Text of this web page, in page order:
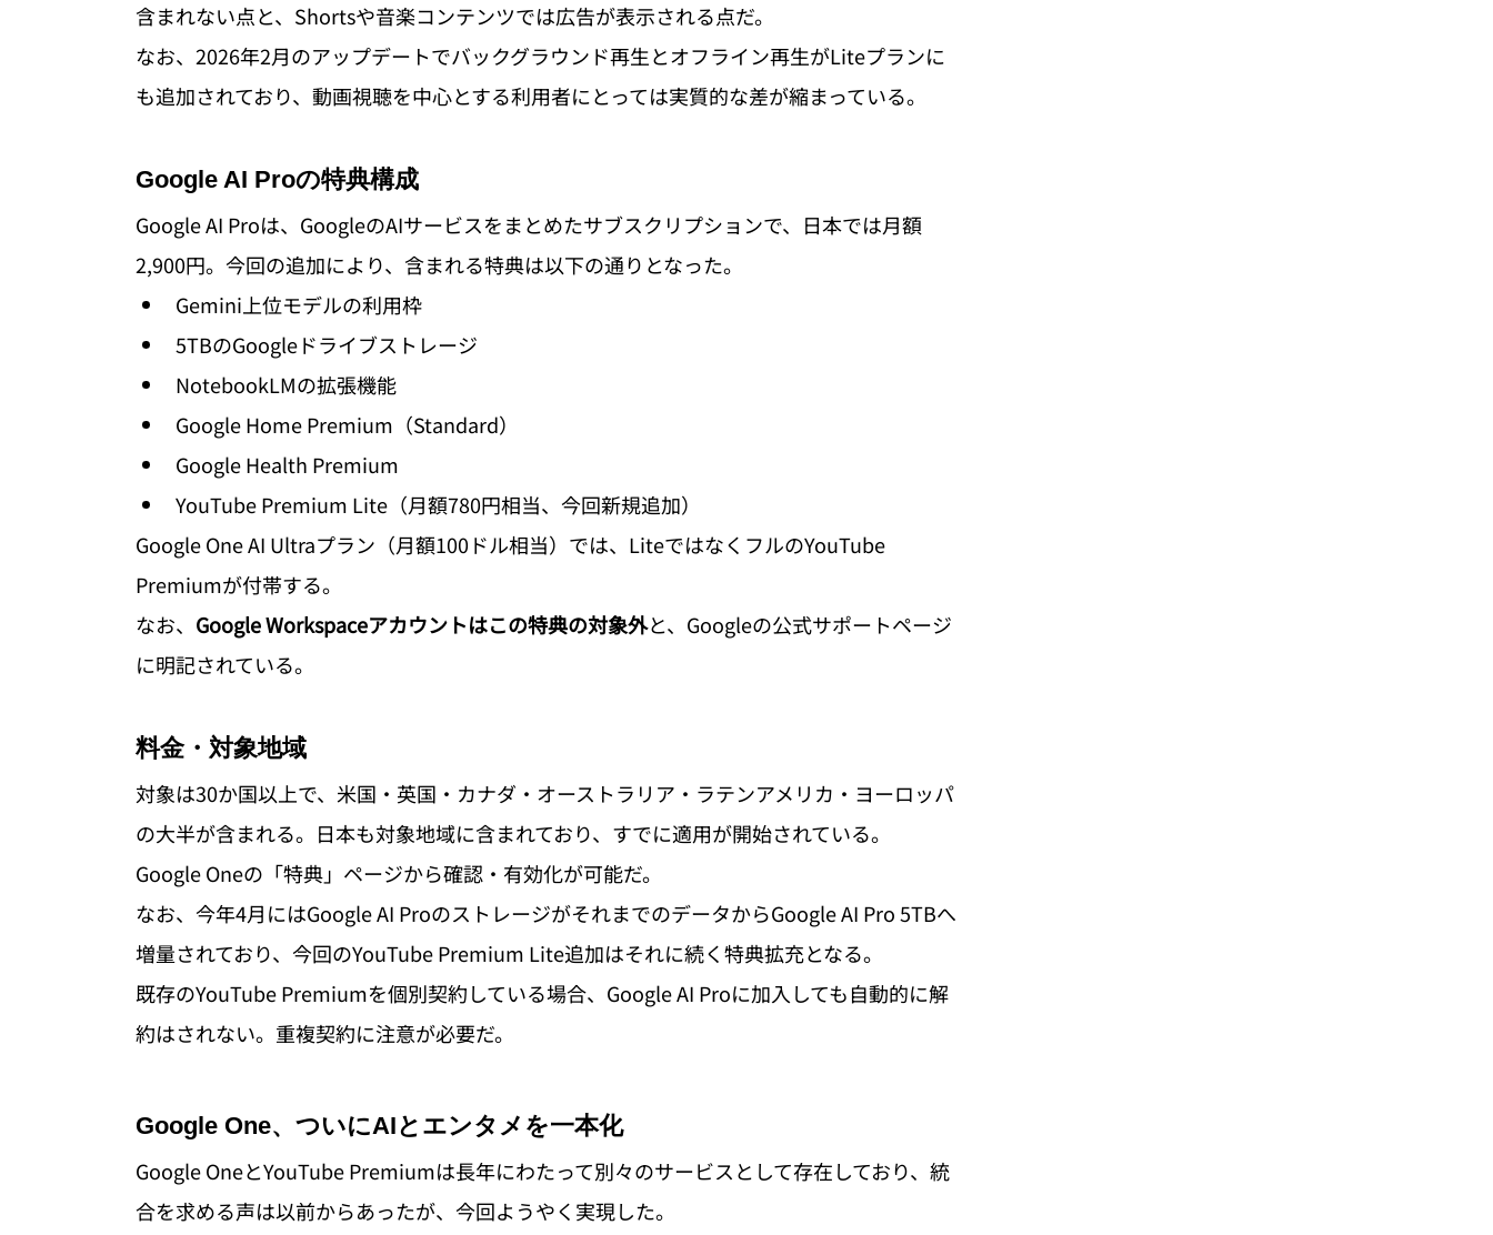
含まれない点と、Shortsや音楽コンテンツでは広告が表示される点だ。
なお、2026年2月のアップデートでバックグラウンド再生とオフライン再生がLiteプランに
も追加されており、動画視聴を中心とする利用者にとっては実質的な差が縮まっている。
Google AI Proの特典構成
Google AI Proは、GoogleのAIサービスをまとめたサブスクリプションで、日本では月額
2,900円。今回の追加により、含まれる特典は以下の通りとなった。
Gemini上位モデルの利用枠
5TBのGoogleドライブストレージ
NotebookLMの拡張機能
Google Home Premium（Standard）
Google Health Premium
YouTube Premium Lite（月額780円相当、今回新規追加）
Google One AI Ultraプラン（月額100ドル相当）では、LiteではなくフルのYouTube
Premiumが付帯する。
なお、 Google Workspaceアカウントはこの特典の対象外と、Googleの公式サポートページ
に明記されている。
料金・対象地域
対象は30か国以上で、米国・英国・カナダ・オーストラリア・ラテンアメリカ・ヨーロッパ
の大半が含まれる。日本も対象地域に含まれており、すでに適用が開始されている。
Google Oneの「特典」ページから確認・有効化が可能だ。
なお、今年4月にはGoogle AI ProのストレージがそれまでのデータからGoogle AI Pro 5TBへ
増量されており、今回のYouTube Premium Lite追加はそれに続く特典拡充となる。
既存のYouTube Premiumを個別契約している場合、Google AI Proに加入しても自動的に解
約はされない。重複契約に注意が必要だ。
Google One、ついにAIとエンタメを一本化
Google OneとYouTube Premiumは長年にわたって別々のサービスとして存在しており、統
合を求める声は以前からあったが、今回ようやく実現した。